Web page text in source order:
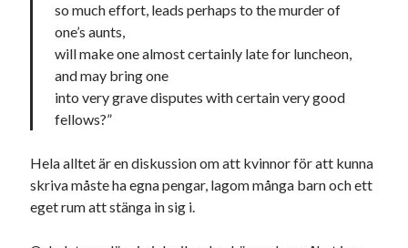
Dessa har något gemensamt
Fantastiskt välformulerad moderecensent
Onödiga citattecken
En amerikansk språkpolis
Fula biblioteksböcker
so much effort, leads perhaps to the murder of
one’s aunts,
will make one almost certainly late for luncheon,
and may bring one
into very grave disputes with certain very good
fellows?”
Hela alltet är en diskussion om att kvinnor för att kunna
skriva måste ha egna pengar, lagom många barn och ett
eget rum att stänga in sig i.